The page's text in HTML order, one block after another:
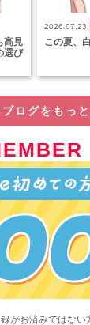
高見
選び
2026.07.23
この夏、
ログをもっ
がお済みではない